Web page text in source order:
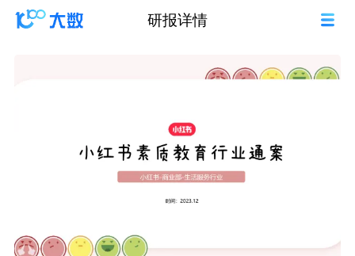
研报详情